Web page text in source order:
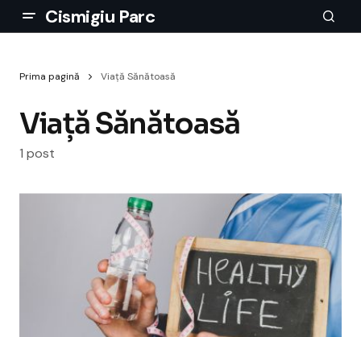
Cismigiu Parc
Prima pagină Viață Sănătoasă
Viață Sănătoasă
1 post